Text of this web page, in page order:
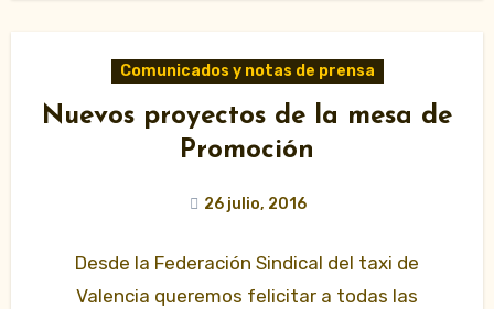
Comunicados y notas de prensa
Nuevos proyectos de la mesa de
Promoción
26 julio, 2016
Desde la Federación Sindical del taxi de
Valencia queremos felicitar a todas las